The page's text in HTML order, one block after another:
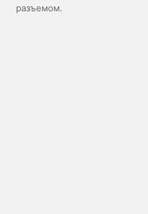
разъемом.